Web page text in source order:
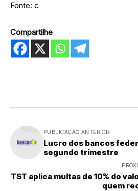
Fonte: c
Compartilhe
PUBLICAÇÃO ANTERIOR
Lucro dos bancos
segundo trimestre
TST aplica multas de 10% do
quem